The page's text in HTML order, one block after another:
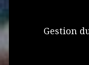
Gestion